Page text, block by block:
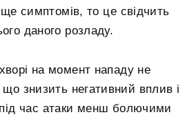
симптомів, то це свідчить
даного розладу.
на момент нападу не
знизить негативний вплив і
під час атаки менш болючими